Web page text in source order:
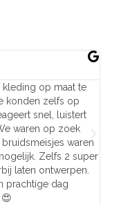
kleding op maat te
konden zelfs op
snel, luistert
waren op zoek
waren
Zelfs 2 super
laten ontwerpen.
prachtige dag